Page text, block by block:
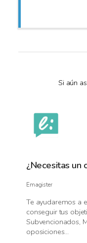
Si aún
¿Necesitas un
Emagister
Te ayudaremos a
conseguir tus
Subvencionados,
oposiciones...